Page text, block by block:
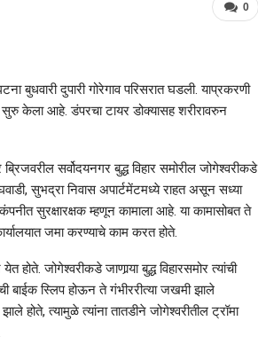
0
बुधवारी दुपारी गोरेगाव परिसरात घडली. याप्रकरणी
केला आहे. डंपरचा टायर डोक्यासह शरीरावरुन
सर्वोदयनगर बुद्ध विहार समोरील जोगेश्वरीकडे
सुभद्रा निवास अपार्टमेंटमध्ये राहत असून सध्या
सुरक्षारक्षक म्हणून कामाला आहे. या कामासोबत ते
जमा करण्याचे काम करत होते.
होते. जोगेश्वरीकडे जाणार्‍या बुद्ध विहारसमोर त्यांची
बाईक स्लिप होऊन ते गंभीररीत्या जखमी झाले
होते, त्यामुळे त्यांना तातडीने जोगेश्वरीतील ट्रॉमा